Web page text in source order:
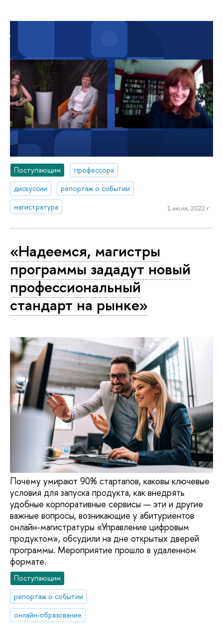
Поступающим
профессора
дискуссии
репортаж о событии
магистратура
1 июля, 2022 г.
«Надеемся, магистры
программы зададут новый
профессиональный
стандарт на рынке»
Почему умирают 90% стартапов, каковы ключевые
условия для запуска продукта, как внедрять
удобные корпоративные сервисы — эти и другие
важные вопросы, возникающие у абитуриентов
онлайн-магистратуры «Управление цифровым
продуктом», обсудили на дне открытых дверей
программы. Мероприятие прошло в удаленном
формате.
Поступающим
репортаж о событии
онлайн-образование